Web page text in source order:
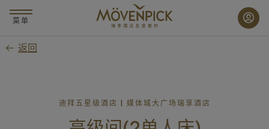
要
菜单
返回
迪拜五星级酒店 | 媒体城大广场瑞享酒店